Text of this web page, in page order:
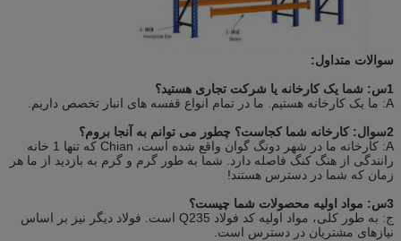
سوالات متداول:
1س: شما یک کارخانه یا شرکت تجاری هستید؟
A: ما یک کارخانه هستیم. ما در تمام انواع قفسه های انبار تخصص داریم.
2سوال: کارخانه شما کجاست؟ چطور می توانم به آنجا بروم؟
A: کارخانه ما در شهر دونگ گوان واقع شده است، Chian که تنها 1 خانه
رانندگی از هنگ کنگ فاصله دارد. شما به طور گرم و گرم به بازدید از ما هر
زمان که شما در دسترس هستند!
3س: مواد اولیه محصولات شما چیست؟
ج: به طور کلی، مواد اولیه کد فولاد Q235 است. فولاد دیگر نیز بر اساس
نیازهای مشتریان در دسترس است.